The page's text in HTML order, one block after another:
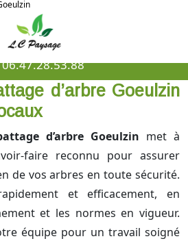
06.47.28.53.88
d’arbre Goeulzin
d’arbre Goeulzin met à
faire reconnu pour assurer
de vos arbres en toute sécurité.
et efficacement, en
et les normes en vigueur.
équipe pour un travail soigné